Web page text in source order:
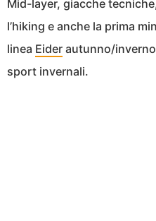
Mid-layer, giacche
l’hiking e anche la prima
linea Eider autunno/
sport invernali.